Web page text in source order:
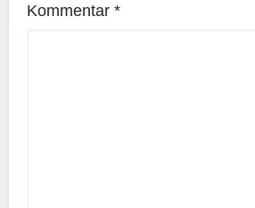
Kommentar *